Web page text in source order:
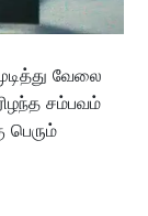
வேலை
சம்பவம்
பெரும்